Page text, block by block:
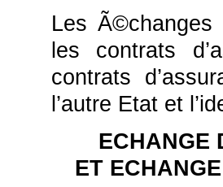
Les
les contrats
contrats
l’autre Etat et
ECHANGE
ET